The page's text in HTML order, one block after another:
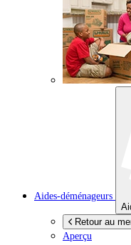
Aides-déménageurs
Retour au
Aperçu